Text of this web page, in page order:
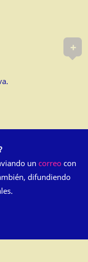
+
un correo con
difundiendo